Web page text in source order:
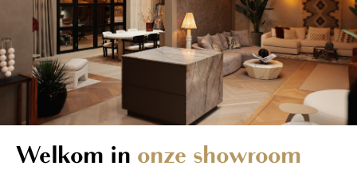
Welkom in onze showroom